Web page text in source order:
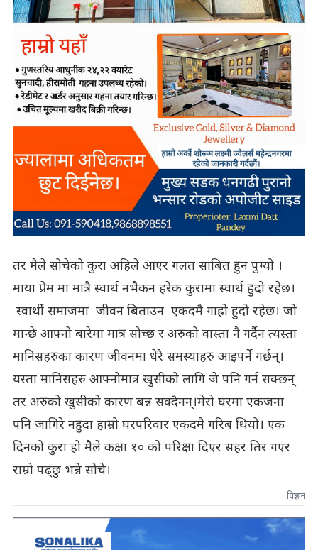
तर मैले सोचेको कुरा अहिले आएर गलत साबित हुन पुग्यो ।
माया प्रेम मा मात्रै स्वार्थ नभैकन हरेक कुरामा स्वार्थ हुदो रहेछ।
स्वार्थी समाजमा जीवन बिताउन एकदमै गाह्रो हुदो रहेछ। जो
मान्छे आफ्नो बारेमा मात्र सोच्छ र अरुको वास्ता नै गर्दैन त्यस्ता
मानिसहरुका कारण जीवनमा धेरै समस्याहरु आइपर्ने गर्छन्।
यस्ता मानिसहरु आफ्नोमात्र खुसीको लागि जे पनि गर्न सक्छन्
तर अरुको खुसीको कारण बन्न सक्दैनन्।मेरो घरमा एकजना
पनि जागिरे नहुदा हाम्रो घरपरिवार एकदमै गरिब थियो। एक
दिनको कुरा हो मैले कक्षा १० को परिक्षा दिएर सहर तिर गएर
राम्रो पढ्छु भन्ने सोचे।
विज्ञापन